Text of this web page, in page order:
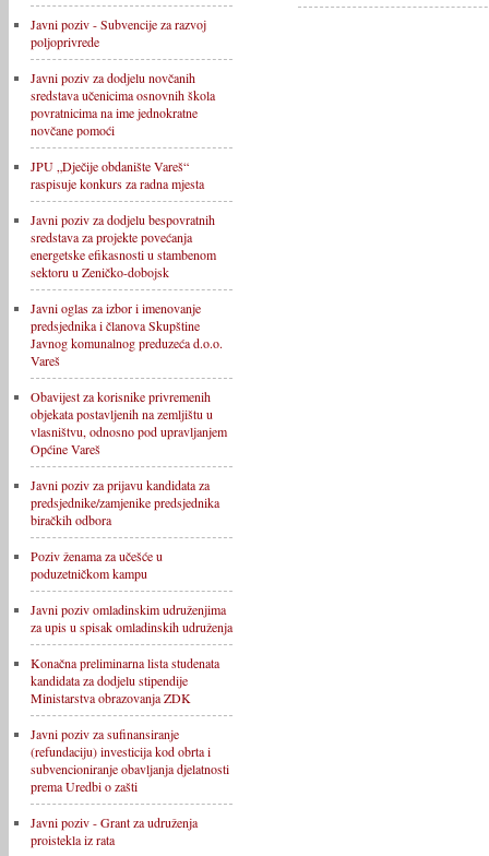
Javni poziv - Subvencije za razvoj
poljoprivrede
Javni poziv za dodjelu novčanih
sredstava učenicima osnovnih škola
povratnicima na ime jednokratne
novčane pomoći
JPU „Dječije obdanište Vareš“
raspisuje konkurs za radna mjesta
Javni poziv za dodjelu bespovratnih
sredstava za projekte povećanja
energetske efikasnosti u stambenom
sektoru u Zeničko-dobojsk
Javni oglas za izbor i imenovanje
predsjednika i članova Skupštine
Javnog komunalnog preduzeća d.o.o.
Vareš
Obavijest za korisnike privremenih
objekata postavljenih na zemljištu u
vlasništvu, odnosno pod upravljanjem
Općine Vareš
Javni poziv za prijavu kandidata za
predsjednike/zamjenike predsjednika
biračkih odbora
Poziv ženama za učešće u
poduzetničkom kampu
Javni poziv omladinskim udruženjima
za upis u spisak omladinskih udruženja
Konačna preliminarna lista studenata
kandidata za dodjelu stipendije
Ministarstva obrazovanja ZDK
Javni poziv za sufinansiranje
(refundaciju) investicija kod obrta i
subvencioniranje obavljanja djelatnosti
prema Uredbi o zašti
Javni poziv - Grant za udruženja
proistekla iz rata